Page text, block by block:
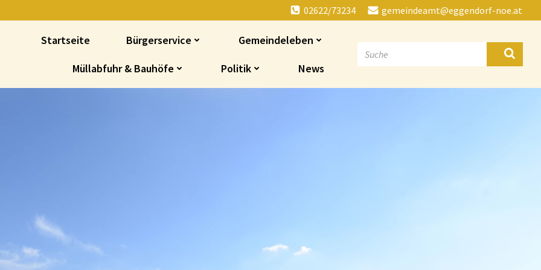
02622/73234 gemeindeamt@eggendorf-noe.at
Startseite Bürgerservice Gemeindeleben
Müllabfuhr & Bauhöfe Politik News